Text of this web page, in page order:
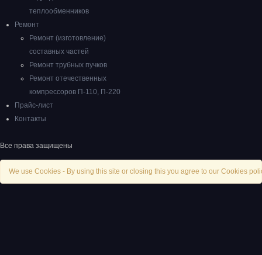
теплообменников
Ремонт
Ремонт (изготовление)
составных частей
Ремонт трубных пучков
Ремонт отечественных
компрессоров П-110, П-220
Прайс-лист
Контакты
Все права защищены
We use Cookies - By using this site or closing this you agree to our Cookies